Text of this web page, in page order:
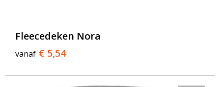
Fleecedeken Nora
vanaf € 5,54